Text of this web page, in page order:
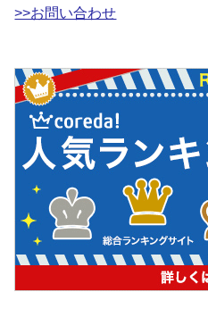
>>お問い合わせ